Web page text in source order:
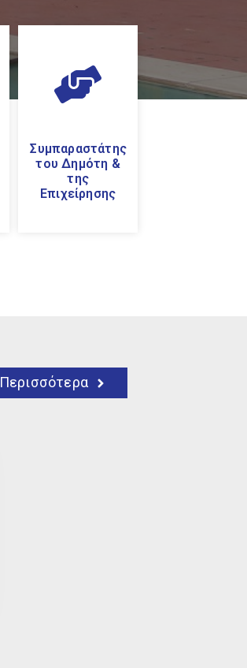
Συμπαραστάτης
του Δημότη &
της
Επιχείρησης
Περισσότερα